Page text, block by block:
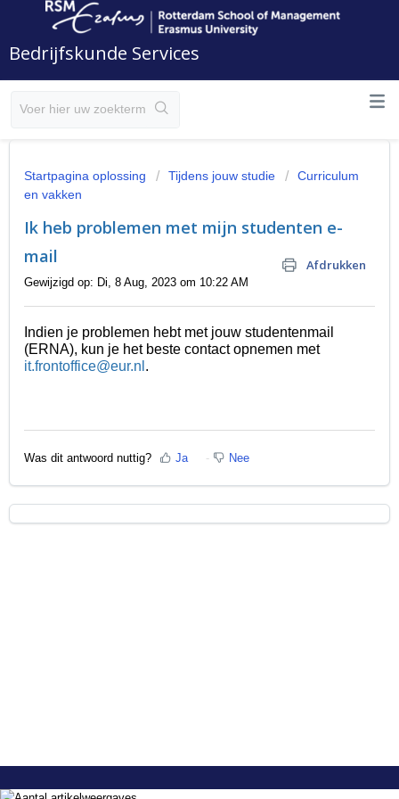
Bedrijfskunde Services
Startpagina oplossing Tijdens jouw studie
Curriculum
en vakken
Ik heb problemen met mijn studenten e-
mail
Afdrukken
Gewijzigd op: Di, 8 Aug, 2023 om 10:22 AM
Indien je problemen hebt met jouw studentenmail
(ERNA), kun je het beste contact opnemen met
it.frontoffice@eur.nl .
Was dit antwoord nuttig? Ja Nee